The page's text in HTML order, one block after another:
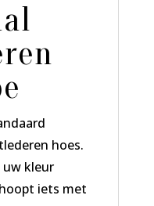
hoes.
kleur
iets met